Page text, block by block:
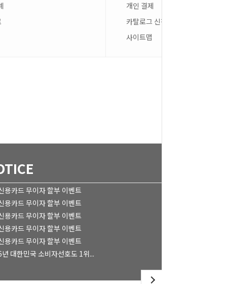
개인 결제
카탈로그 신청
사이트맵
용카드 무이자 할부 이벤트
용카드 무이자 할부 이벤트
용카드 무이자 할부 이벤트
용카드 무이자 할부 이벤트
용카드 무이자 할부 이벤트
대한민국 소비자선호도 1위...